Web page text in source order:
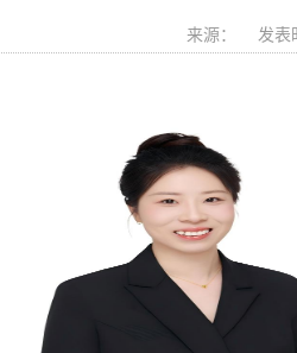
来源： 发表